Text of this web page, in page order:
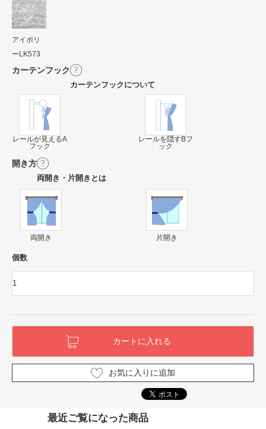
アイボリ
ーLK573
カーテンフック
カーテンフックについて
レールが見えるA
フック
レールを隠すBフ
ック
開き方
両開き・片開きとは
両開き 片開き
個数
お気に入りに追加
最近ご覧になった商品